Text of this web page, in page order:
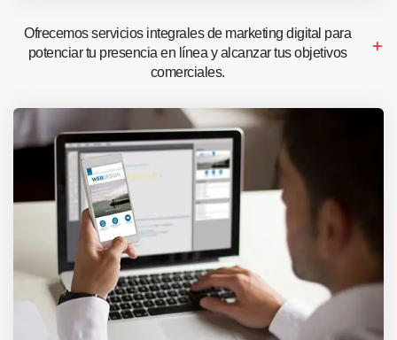
Ofrecemos servicios integrales de marketing digital para
potenciar tu presencia en línea y alcanzar tus objetivos
comerciales.